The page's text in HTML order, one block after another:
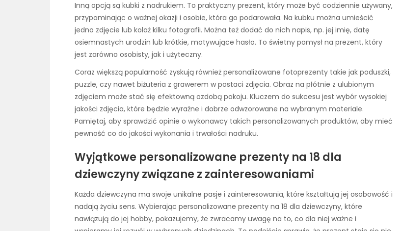
Inną opcją są kubki z nadrukiem. To praktyczny prezent, który może być codziennie używany,
przypominając o ważnej okazji i osobie, która go podarowała. Na kubku można umieścić
jedno zdjęcie lub kolaż kilku fotografii. Można też dodać do nich napis, np. jej imię, datę
osiemnastych urodzin lub krótkie, motywujące hasło. To świetny pomysł na prezent, który
jest zarówno osobisty, jak i użyteczny.
Coraz większą popularność zyskują również personalizowane fotoprezenty takie jak poduszki,
puzzle, czy nawet biżuteria z grawerem w postaci zdjęcia. Obraz na płótnie z ulubionym
zdjęciem może stać się efektowną ozdobą pokoju. Kluczem do sukcesu jest wybór wysokiej
jakości zdjęcia, które będzie wyraźne i dobrze odwzorowane na wybranym materiale.
Pamiętaj, aby sprawdzić opinie o wykonawcy takich personalizowanych produktów, aby mieć
pewność co do jakości wykonania i trwałości nadruku.
Wyjątkowe personalizowane prezenty na 18 dla
dziewczyny związane z zainteresowaniami
Każda dziewczyna ma swoje unikalne pasje i zainteresowania, które kształtują jej osobowość i
nadają życiu sens. Wybierając personalizowane prezenty na 18 dla dziewczyny, które
nawiązują do jej hobby, pokazujemy, że zwracamy uwagę na to, co dla niej ważne i